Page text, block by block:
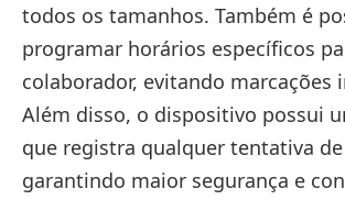
todos os tamanhos. Também é
programar horários específicos
colaborador, evitando marcações
Além disso, o dispositivo possui
que registra qualquer tentativa
garantindo maior segurança e